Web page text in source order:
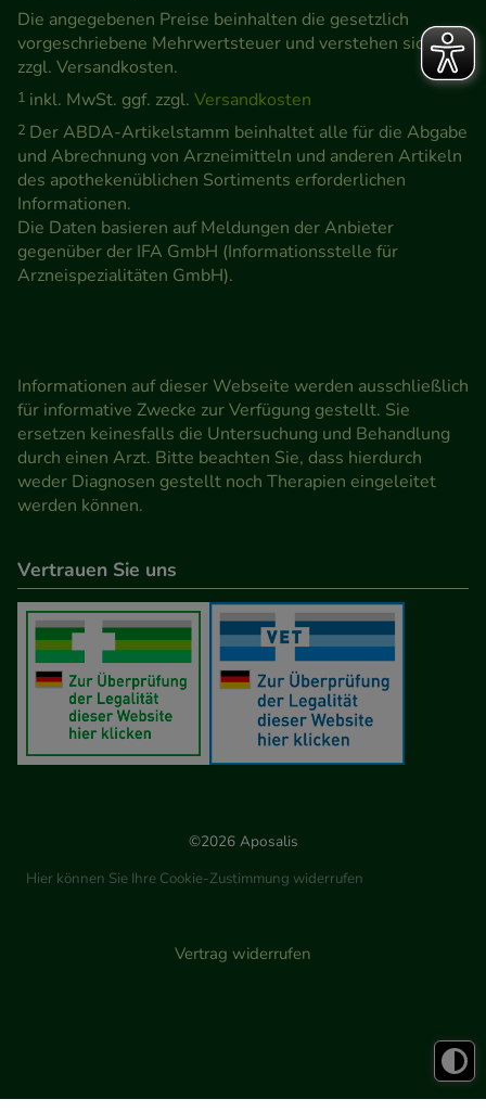
Die angegebenen Preise beinhalten die gesetzlich
vorgeschriebene Mehrwertsteuer und verstehen sich
zzgl. Versandkosten.
1 inkl. MwSt. ggf. zzgl. Versandkosten
2 Der ABDA-Artikelstamm beinhaltet alle für die Abgabe
und Abrechnung von Arzneimitteln und anderen Artikeln
des apothekenüblichen Sortiments erforderlichen
Informationen.
Die Daten basieren auf Meldungen der Anbieter
gegenüber der IFA GmbH (Informationsstelle für
Arzneispezialitäten GmbH).
Informationen auf dieser Webseite werden ausschließlich
für informative Zwecke zur Verfügung gestellt. Sie
ersetzen keinesfalls die Untersuchung und Behandlung
durch einen Arzt. Bitte beachten Sie, dass hierdurch
weder Diagnosen gestellt noch Therapien eingeleitet
werden können.
Vertrauen Sie uns
©2026 Aposalis
Hier können Sie Ihre Cookie-Zustimmung widerrufen
Vertrag widerrufen